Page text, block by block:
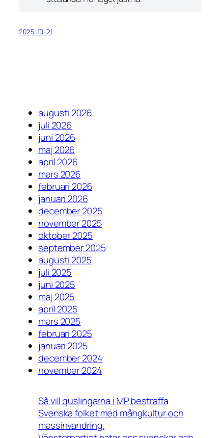
2025-10-21
augusti 2026
juli 2026
juni 2026
maj 2026
april 2026
mars 2026
februari 2026
januari 2026
december 2025
november 2025
oktober 2025
september 2025
augusti 2025
juli 2025
juni 2025
maj 2025
april 2025
mars 2025
februari 2025
januari 2025
december 2024
november 2024
Så vill quslingarna i MP bestraffa
Svenska folket med mångkultur och
massinvandring.